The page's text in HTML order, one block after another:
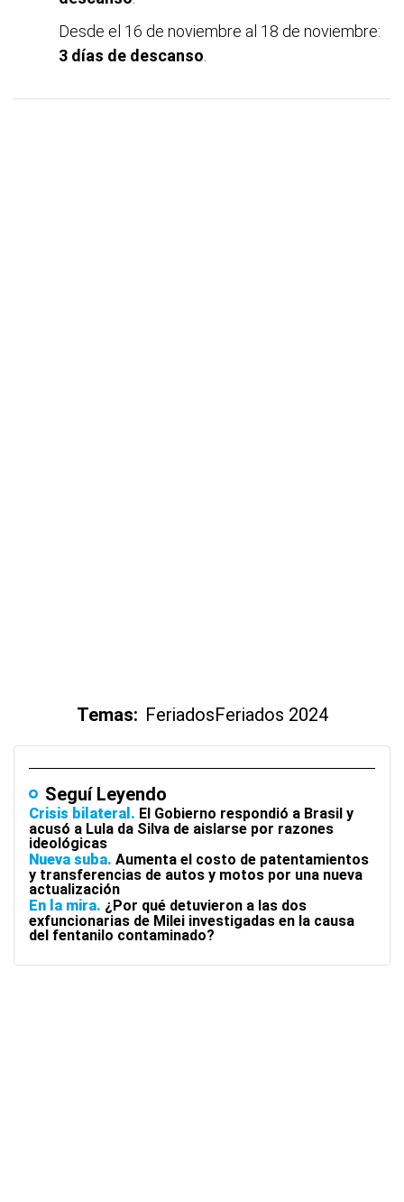
Desde el 16 de noviembre al 18 de noviembre:
3 días de descanso
Temas: FeriadosFeriados 2024
Seguí Leyendo
Crisis bilateral
El Gobierno respondió a Brasil y
acusó a Lula da Silva de aislarse por razones
ideológicas
Nueva suba Aumenta el costo de patentamientos
y transferencias de autos y motos por una nueva
actualización
En la mira ¿Por qué detuvieron a las dos
exfuncionarias de Milei investigadas en la causa
del fentanilo contaminado?